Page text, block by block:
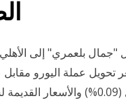
(0.0028) نقطه وبمعدل